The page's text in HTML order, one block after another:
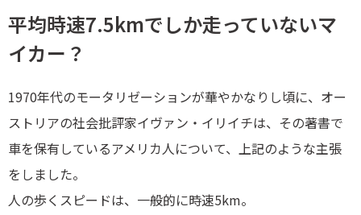
平均時速7.5kmでしか走っていないマ
イカー？
1970年代のモータリゼーションが華やかなりし頃に、オー
ストリアの社会批評家イヴァン・イリイチは、その著書で
車を保有しているアメリカ人について、上記のような主張
をしました。
人の歩くスピードは、一般的に時速5km。